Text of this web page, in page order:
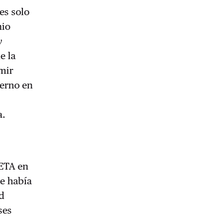
solo
la
en
en
había